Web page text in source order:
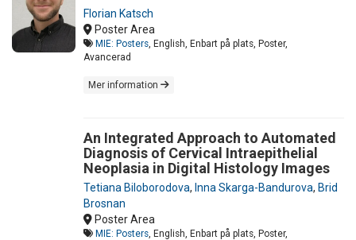
Florian Katsch
Poster Area
MIE: Posters , English, Enbart på plats, Poster,
Avancerad
Mer information
An Integrated Approach to Automated
Diagnosis of Cervical Intraepithelial
Neoplasia in Digital Histology Images
Tetiana Biloborodova, Inna Skarga-Bandurova, Brid
Brosnan
Poster Area
MIE: Posters , English, Enbart på plats, Poster,